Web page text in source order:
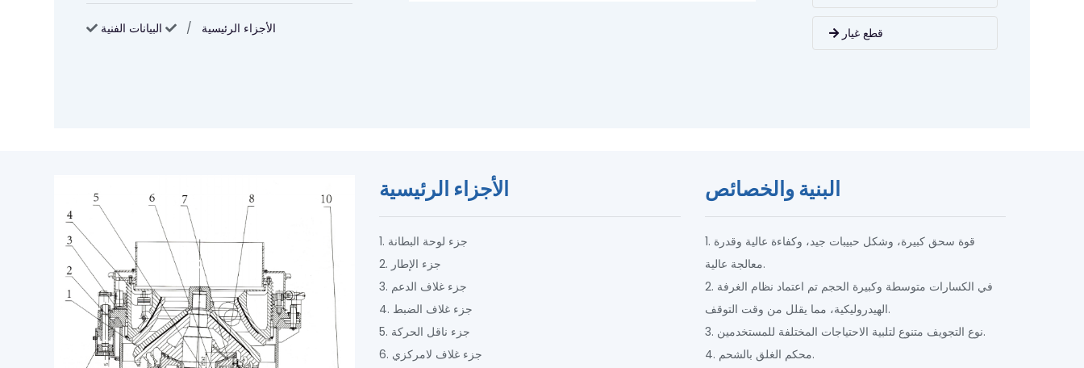
الأجزاء الرئيسية / البيانات الفنية قطع غيار
الأجزاء الرئيسية
1. جزء لوحة البطانة
2. جزء الإطار
3. جزء غلاف الدعم
4. جزء غلاف الضبط
5. جزء ناقل الحركة
6. جزء غلاف لامركزي
البنية والخصائص
1. قوة سحق كبيرة، وشكل حبيبات جيد، وكفاءة عالية وقدرة
معالجة عالية.
2. في الكسارات متوسطة وكبيرة الحجم تم اعتماد نظام الغرفة
الهيدروليكية، مما يقلل من وقت التوقف.
3. نوع التجويف متنوع لتلبية الاحتياجات المختلفة للمستخدمين.
4. محكم الغلق بالشحم.